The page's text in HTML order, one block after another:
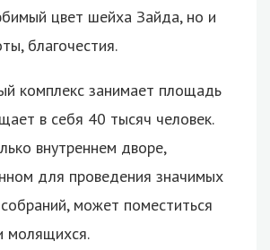
цвет шейха Зайда, но и
благочестия.
комплекс занимает площадь
в себя 40 тысяч человек.
внутреннем дворе,
для проведения значимых
может поместиться
молящихся.